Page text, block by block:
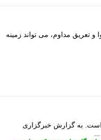
و تعریق مداوم، می تواند زمینه
است. به گزارش خبرگزاری